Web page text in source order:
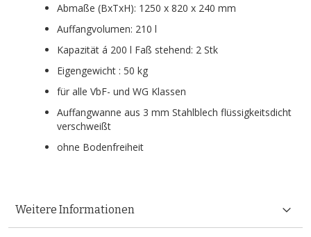
Abmaße (BxTxH): 1250 x 820 x 240 mm
Auffangvolumen: 210 l
Kapazität á 200 l Faß stehend: 2 Stk
Eigengewicht : 50 kg
für alle VbF- und WG Klassen
Auffangwanne aus 3 mm Stahlblech flüssigkeitsdicht
verschweißt
ohne Bodenfreiheit
Weitere Informationen